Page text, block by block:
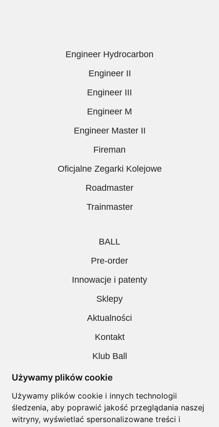
Używamy plików cookie
Używamy plików cookie i innych technologii
śledzenia, aby poprawić jakość przeglądania naszej
witryny, wyświetlać spersonalizowane treści i
Engineer Hydrocarbon
Engineer II
Engineer III
Engineer M
Engineer Master II
Fireman
Oficjalne Zegarki Kolejowe
Roadmaster
Trainmaster
BALL
Pre-order
Innowacje i patenty
Sklepy
Aktualności
Kontakt
Klub Ball
Pobieranie
Polityka prywatności
Regulamin